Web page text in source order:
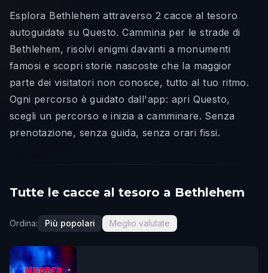
Esplora Bethlehem attraverso 2 cacce al tesoro
autoguidate su Questo. Cammina per le strade di
Bethlehem, risolvi enigmi davanti a monumenti
famosi e scopri storie nascoste che la maggior
parte dei visitatori non conosce, tutto al tuo ritmo.
Ogni percorso è guidato dall'app: apri Questo,
scegli un percorso e inizia a camminare. Senza
prenotazione, senza guida, senza orari fissi.
Tutte le cacce al tesoro a Bethlehem
Ordina: Più popolari Meglio valutate